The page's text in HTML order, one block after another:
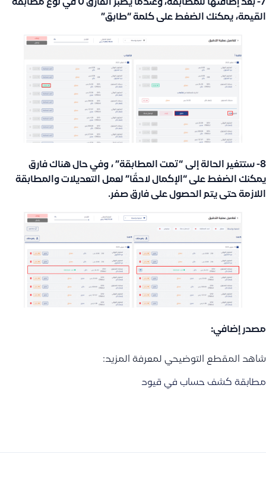
7- بعد إضافتها للمطابقة، وعندما يصبر الفارق 0 في نوع مطابقة
القيمة، يمكنك الضغط على كلمة “طابق”
8- ستتغير الحالة إلى “تمت المطابقة” ، وفي حال هناك فارق
يمكنك الضغط على “الإكمال لاحقًا” لعمل التعديلات والمطابقة
اللازمة حتى يتم الحصول على فارق صفر.
مصدر إضافي:
شاهد المقطع التوضيحي لمعرفة المزيد:
مطابقة كشف حساب في قيود